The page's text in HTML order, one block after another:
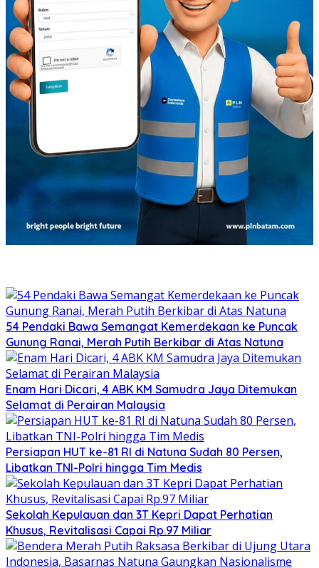
54 Pendaki Bawa Semangat Kemerdekaan ke Puncak
Gunung Ranai, Merah Putih Berkibar di Atas Natuna
Enam Hari Dicari, 4 ABK KM Samudra Jaya Ditemukan
Selamat di Perairan Malaysia
Persiapan HUT ke-81 RI di Natuna Sudah 80 Persen,
Libatkan TNI-Polri hingga Tim Medis
Sekolah Kepulauan dan 3T Kepri Dapat Perhatian
Khusus, Revitalisasi Capai Rp.97 Miliar